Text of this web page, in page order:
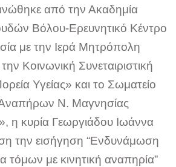
από την Ακαδημία
Βόλου-Ερευνητικό Κέντρο
με την Ιερά Μητρόπολη
Κοινωνική Συνεταιριστική
Υγείας» και το Σωματείο
Αναπήρων Ν. Μαγνησίας
η κυρία Γεωργιάδου Ιωάννα
την εισήγηση “Ενδυνάμωση
τόμων με κινητική αναπηρία”